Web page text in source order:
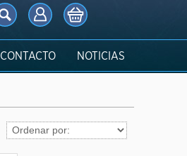
CONTACTO NOTICIAS